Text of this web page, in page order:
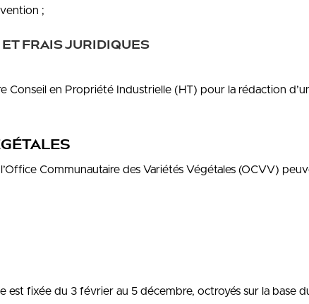
;
FRAIS JURIDIQUES
Conseil en Propriété Industrielle (HT) pour la rédaction
Communautaire des Variétés Végétales (OCVV)
est fixée du 3 février au 5 décembre, octroyés sur la base